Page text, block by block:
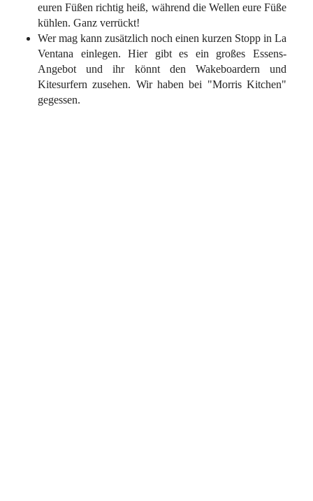
euren Füßen richtig heiß, während die Wellen eure Füße
kühlen. Ganz verrückt!
Wer mag kann zusätzlich noch einen kurzen Stopp in La
Ventana einlegen. Hier gibt es ein großes Essens-
Angebot und ihr könnt den Wakeboardern und
Kitesurfern zusehen. Wir haben bei "Morris Kitchen"
gegessen.